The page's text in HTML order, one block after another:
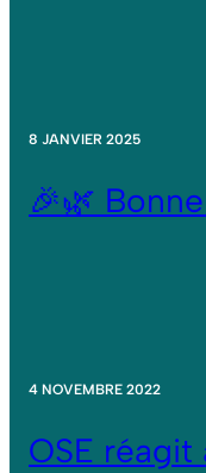
8 JANVIER 2025
🎉🌿
4 NOVEMBRE 2022
OSE